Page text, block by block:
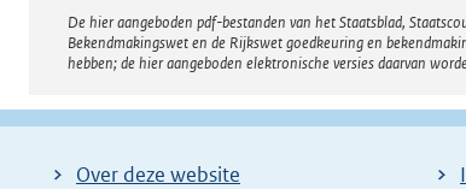
Disclaimer
De hier aangeboden pdf-bestanden van het Staatsblad,
Bekendmakingswet en de Rijkswet goedkeuring en
hebben; de hier aangeboden elektronische versies daarvan
Over deze website